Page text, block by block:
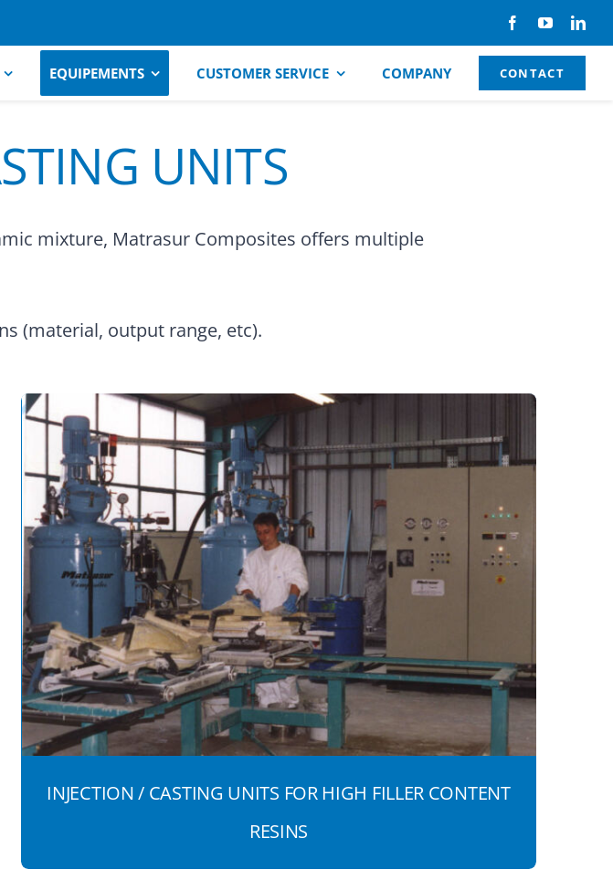
EQUIPEMENTS CUSTOMER SERVICE COMPANY CONTACT
UNITS
mixture, Matrasur Composites offers multiple
(material, output range, etc).
INJECTION / CASTING UNITS FOR HIGH FILLER CONTENT
RESINS